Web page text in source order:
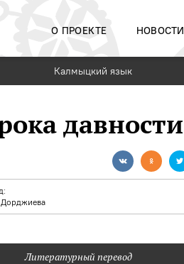
О ПРОЕКТЕ НОВОСТИ
Калмыцкий язык
давности
Литературный перевод